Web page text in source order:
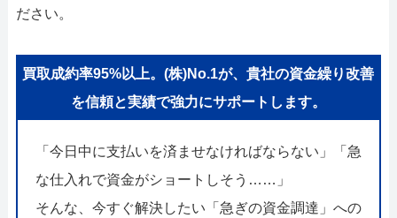
ださい。
買取成約率95%以上。(株)No.1が、貴社の資金繰り改善
を信頼と実績で強力にサポートします。
「今日中に支払いを済ませなければならない」「急
な仕入れで資金がショートしそう……」
そんな、今すぐ解決したい「急ぎの資金調達」への